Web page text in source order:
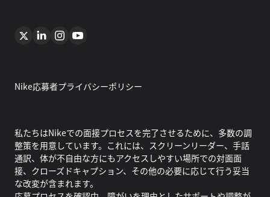
Nike応募者プライバシーポリシー
私たちはNikeでの面接プロセスを完了させるために、多数の調
整策を用意しています。これには、スクリーンリーダー、手話
通訳、体が不自由な方にもアクセスしやすい場所での対面面
接、クローズドキャプション、その他の必要に応じて行う妥当
な改変が含まれます。